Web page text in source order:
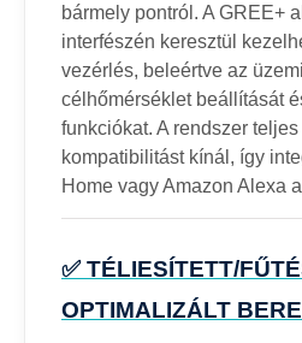
bármely pontról. A GREE+
interfészén keresztül
vezérlés, beleértve az
célhőmérséklet beállítását
funkciókat. A rendszer
kompatibilitást kínál, így
Home vagy Amazon Alexa
✅ TÉLIESÍTETT/
OPTIMALIZÁLT